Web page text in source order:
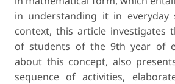
in understanding it in everyday
context, this article investigates
of students of the 9th year of
about this concept, also
sequence of activities,